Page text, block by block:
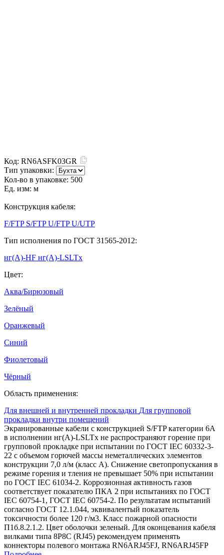
Код: RN6ASFK03GR
Тип упаковки:
Кол-во в упаковке: 500
Ед. изм: м
Конструкция кабеля:
F/FTP S/FTPU/FTPU/UTP
Тип исполнения по ГОСТ 31565-2012:
нг(А)-HF нг(А)-LSLTx
Цвет:
Аква/Бирюзовый
Зелёный
Оранжевый
Синий
Фиолетовый
Чёрный
Область применения:
Для внешней и внутренней прокладки Для групповой
прокладки внутри помещений
Экранированные кабели c конструкцией S/FTP категории 6A
в исполнении нг(А)-LSLTx не распространяют горение при
групповой прокладке при испытании по ГОСТ IEC 60332-3-
22 с объемом горючей массы неметаллических элементов
конструкции 7,0 л/м (класс А). Снижение светопропускания в
режиме горения и тления не превышает 50% при испытании
по ГОСТ IEC 61034-2. Коррозионная активность газов
соответствует показателю ПКА 2 при испытаниях по ГОСТ
IEC 60754-1, ГОСТ IEC 60754-2. По результатам испытаний
согласно ГОСТ 12.1.044, эквивалентый показатель
токсичности более 120 г/м3. Класс пожарной опасности
П1б.8.2.1.2. Цвет оболочки зеленый. Для оконцевания кабеля
вилками типа 8Р8С (RJ45) рекомендуем применять
коннекторы полевого монтажа RN6ARJ45FJ, RN6ARJ45FP